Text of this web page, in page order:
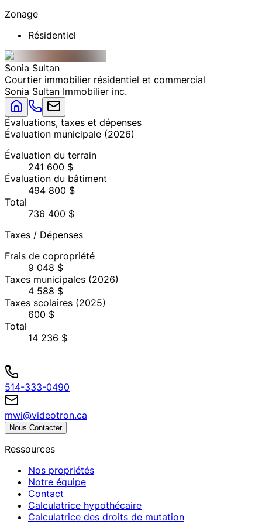
Zonage
Résidentiel
Sonia Sultan
Courtier immobilier résidentiel et commercial
Sonia Sultan Immobilier inc.
Évaluations, taxes et dépenses
Évaluation municipale (2026)
Évaluation du terrain
241 600 $
Évaluation du bâtiment
494 800 $
Total
736 400 $
Taxes / Dépenses
Frais de copropriété
9 048 $
Taxes municipales (2026)
4 588 $
Taxes scolaires (2025)
600 $
Total
14 236 $
514-333-0490
mwi@videotron.ca
Nous Contacter
Ressources
Nos propriétés
Notre équipe
Contact
Calculatrice hypothécaire
Calculatrice des droits de mutation